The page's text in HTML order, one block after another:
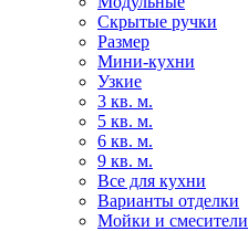
Скрытые ручки
Размер
Мини-кухни
Узкие
3 кв. м.
5 кв. м.
6 кв. м.
9 кв. м.
Все для кухни
Варианты отделки
Мойки и смесители